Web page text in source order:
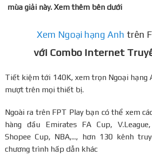
mùa giải này. Xem thêm bên dưới
Xem Ngoại hạng Anh trên
với Combo Internet
Tiết kiệm tới 140K, xem trọn Ngoại hạng
mượt trên mọi thiết bị.
Ngoài ra trên FPT Play bạn có thể xem
hàng đầu Emirates FA Cup,
Shopee Cup, NBA,..., hơn 130 kênh
chương trình hấp dẫn khác